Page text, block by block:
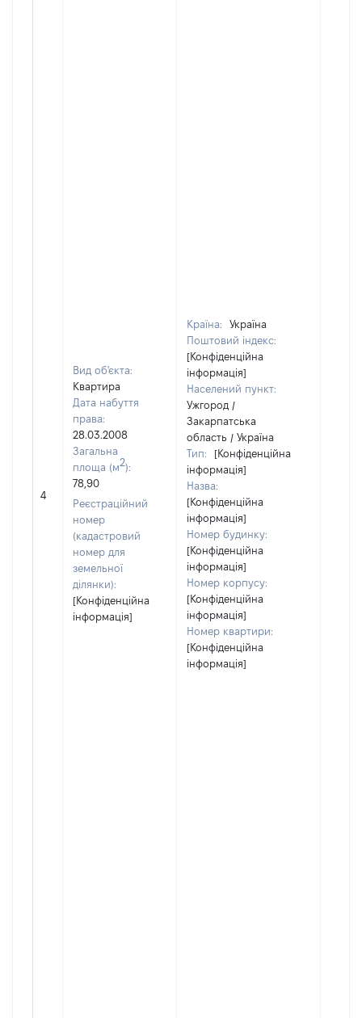
4
Вид об'єкта:
Квартира
Дата набуття
права:
28.03.2008
Загальна
площа (м2):
78,90
Реєстраційний
номер
(кадастровий
номер для
земельної
ділянки):
[Конфіденційна
інформація]
Країна:
Україна
Поштовий індекс:
[Конфіденційна
інформація]
Населений пункт:
Ужгород /
Закарпатська
область / Україна
Тип:
[Конфіденційна
інформація]
Назва:
[Конфіденційна
інформація]
Номер будинку:
[Конфіденційна
інформація]
Номер корпусу:
[Конфіденційна
інформація]
Номер квартири:
[Конфіденційна
інформація]